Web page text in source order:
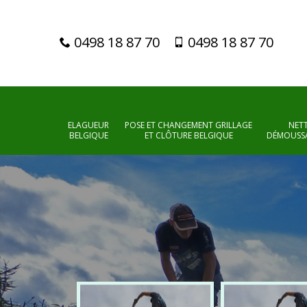
0498 18 87 70 0498 18 87 70
ELAGUEUR
BELGIQUE
POSE ET CHANGEMENT GRILLAGE
ET CLÔTURE BELGIQUE